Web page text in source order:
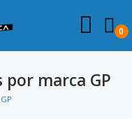
0
marca GP
GP